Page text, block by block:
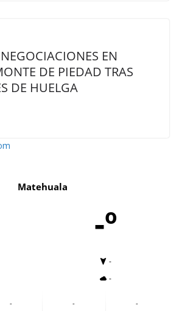
EN
DE PIEDAD TRAS
DE HUELGA
Matehuala
-º
-
-
-
-
-